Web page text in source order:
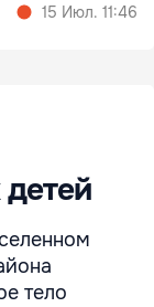
15 Июл. 11:46
тело